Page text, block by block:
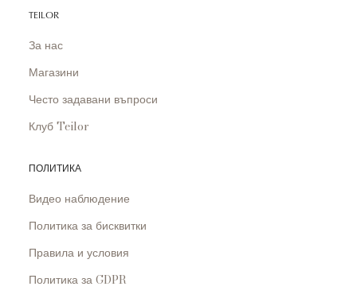
TEILOR
За нас
Магазини
Често задавани въпроси
Клуб Teilor
ПОЛИТИКА
Видео наблюдение
Политика за бисквитки
Правила и условия
Политика за GDPR